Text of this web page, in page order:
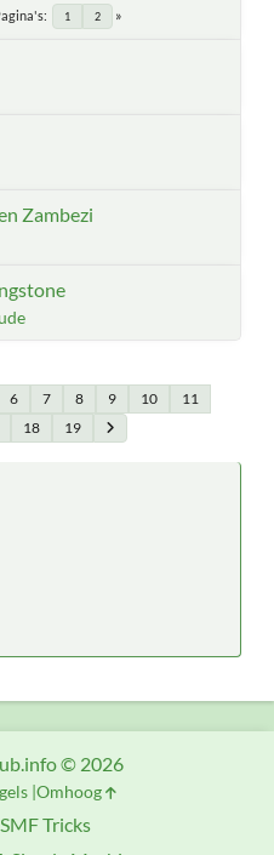
1 2
Zambezi
6 7 8 9 10
11
18 19
SMF Tricks
© 2026
Omhoog